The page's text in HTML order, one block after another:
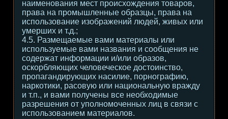
наименования мест происхождения товаров,
права на промышленные образцы, права на
использование изображений людей, живых или
умерших и т.д.;
4.5. Размещаемые вами материалы или
используемые вами названия и сообщения не
содержат информации и/или образов,
оскорбляющих человеческое достоинство,
пропагандирующих насилие, порнографию,
наркотики, расовую или национальную вражду
и т.п., и вами получены все необходимые
разрешения от уполномоченных лиц в связи с
использованием материалов.